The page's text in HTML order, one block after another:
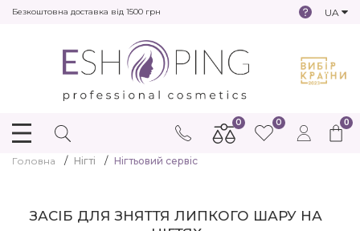
Безкоштовна доставка від 1500 грн UA
0
0 0
Головна Нігті Нігтьовий сервіс
ЗАСІБ ДЛЯ ЗНЯТТЯ ЛИПКОГО ШАРУ НА